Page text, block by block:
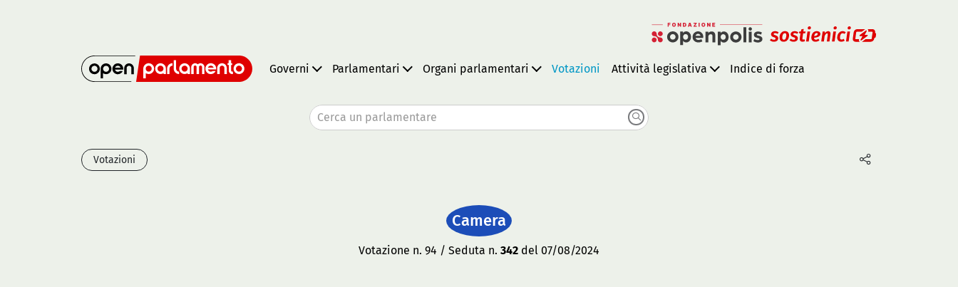
Governi Parlamentari Organi parlamentari Votazioni Attività legislativa Indice di forza
Cerca un parlamentare
Votazioni
Camera
Votazione n. 94 / Seduta n. 342 del 07/08/2024